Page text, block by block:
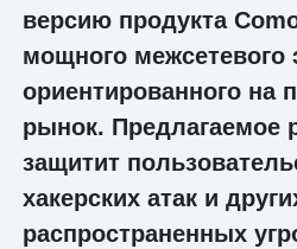
версию продукта
мощного межсетевого
ориентированного на
рынок. Предлагаемое
защитит
хакерских атак и
распространенных